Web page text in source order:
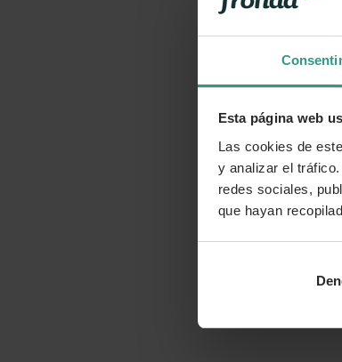
Esta página web
Las cookies de
y analizar el
redes sociales,
que hayan